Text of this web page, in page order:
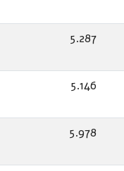
5.287
5.146
5.978